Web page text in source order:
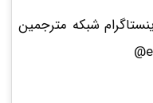
شبکه مترجمین